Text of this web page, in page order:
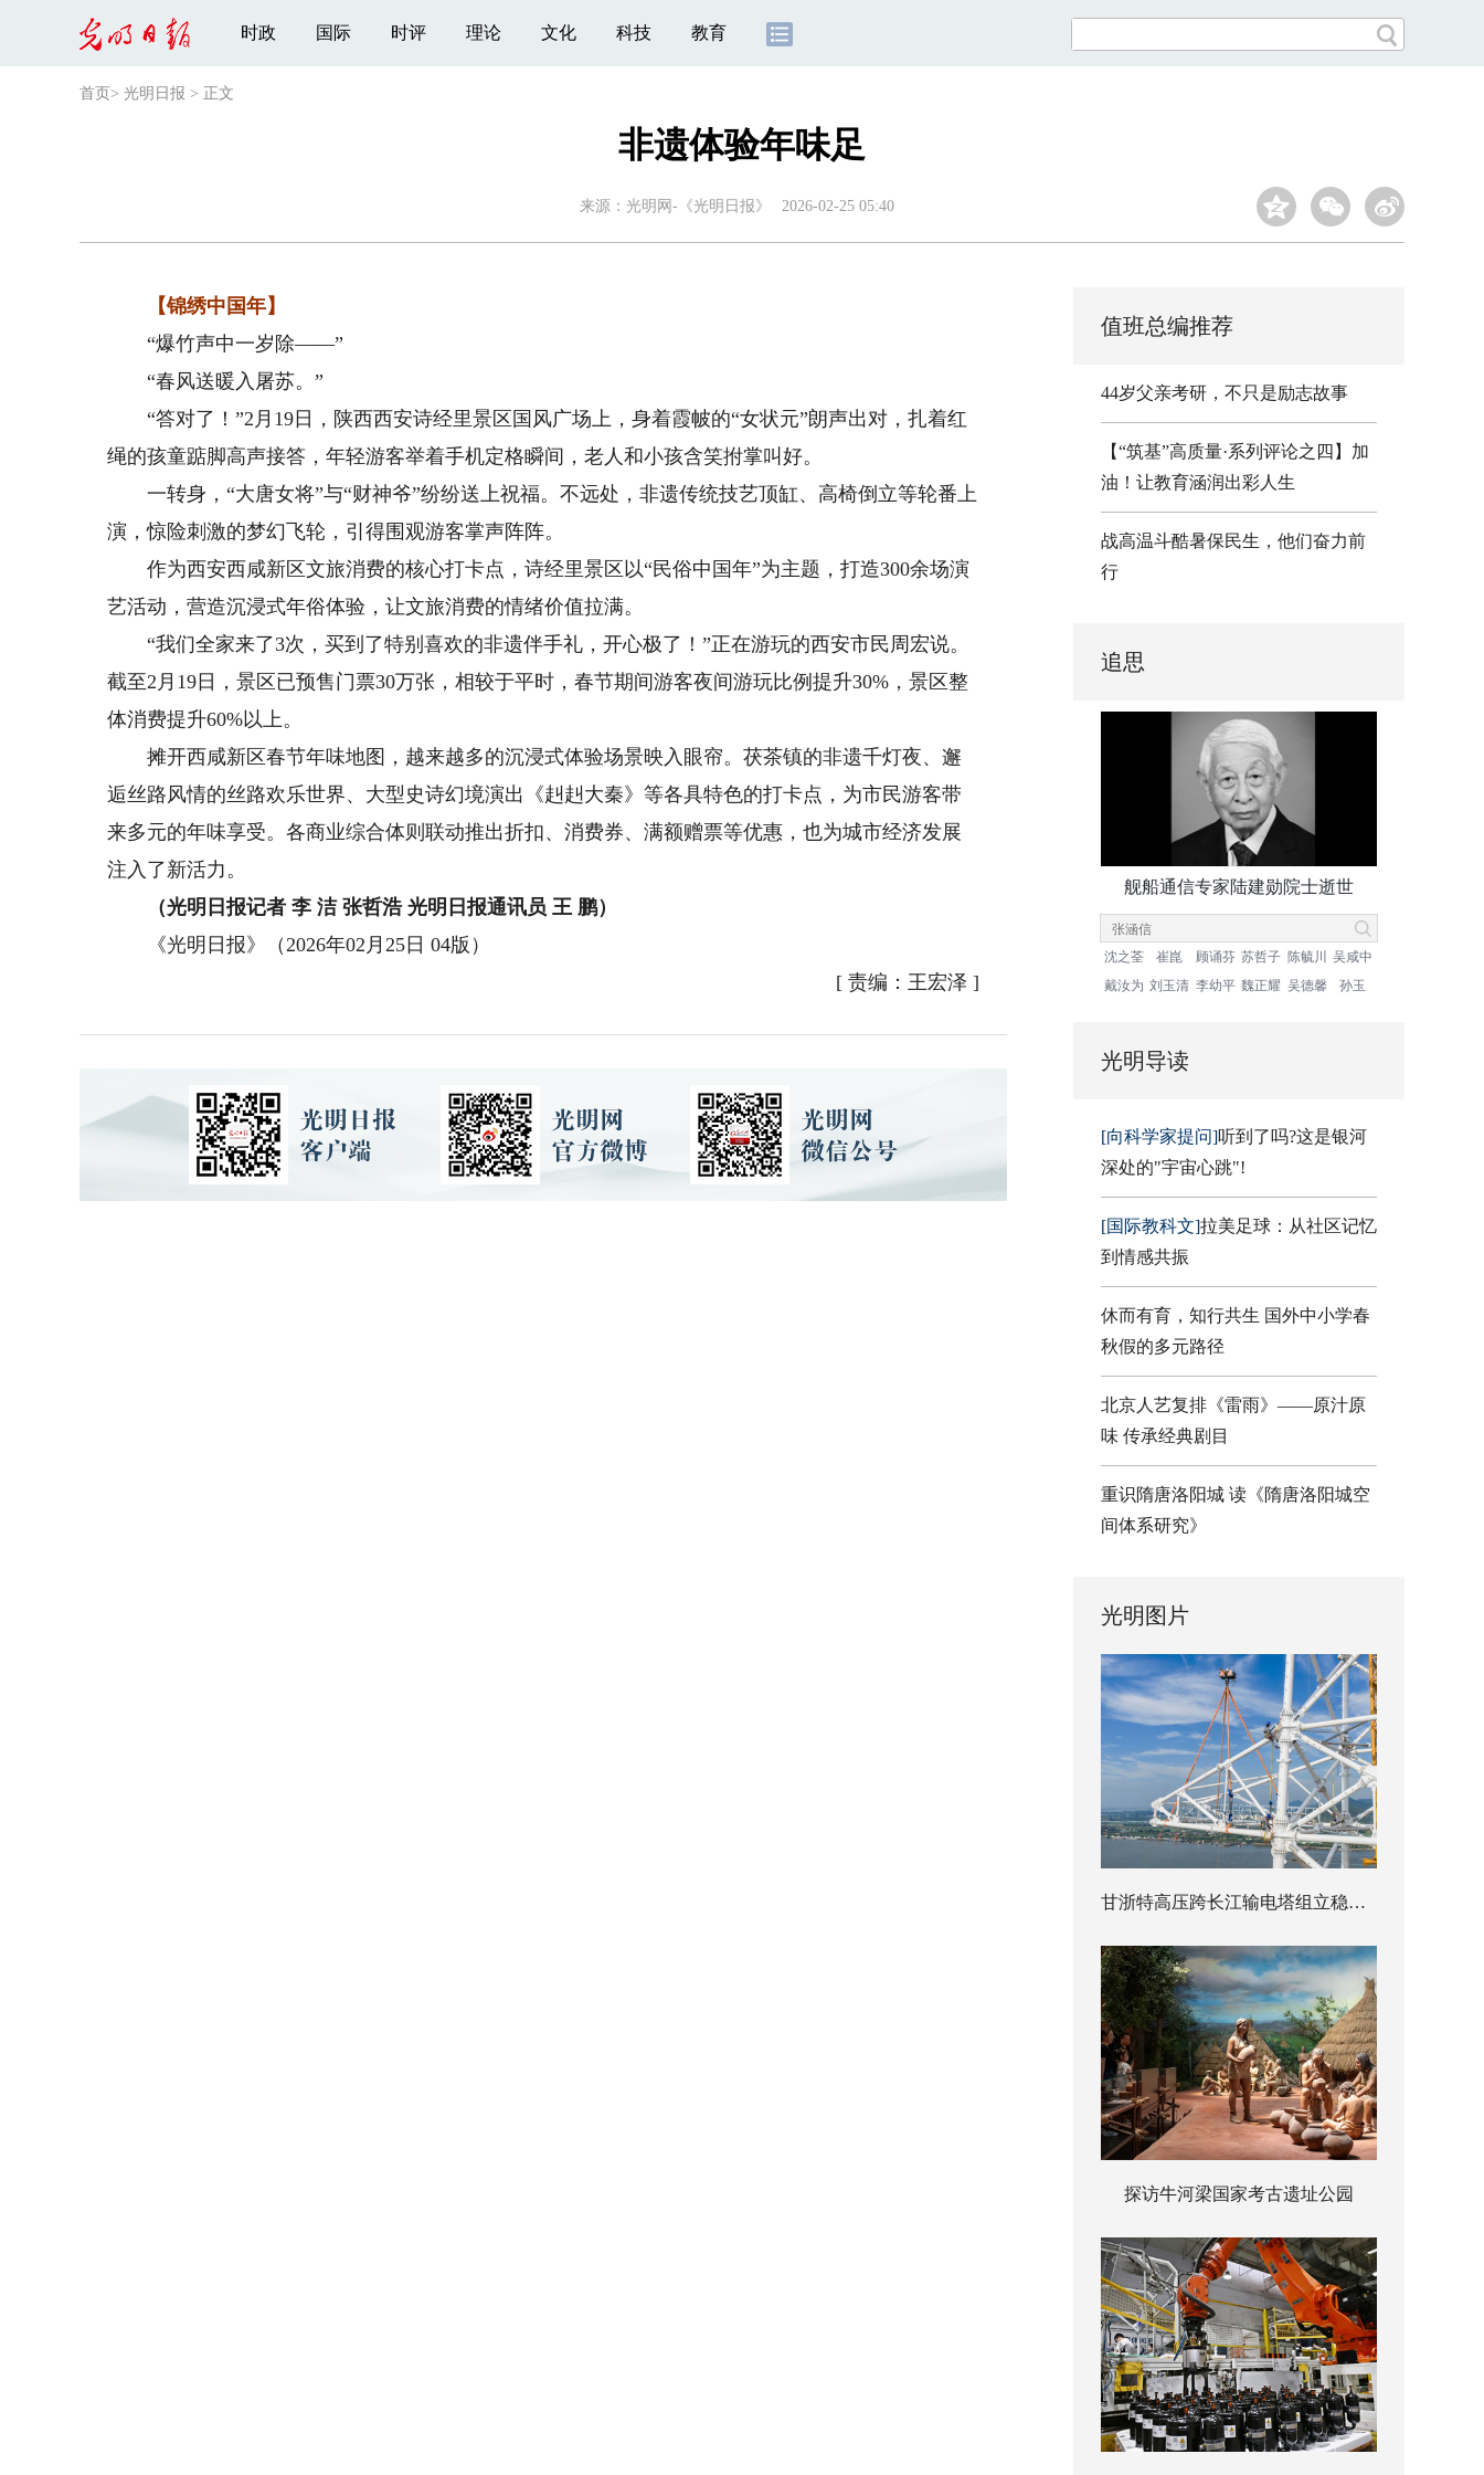
时政 国际 时评 理论 文化 科技 教育
首页 > 光明日报 > 正文
非遗体验年味足
来源： 光明网-《光明日报》 2026-02-25 05:40
【锦绣中国年】
“爆竹声中一岁除——”
“春风送暖入屠苏。”
“答对了！”2月19日，陕西西安诗经里景区国风广场上，身着霞帔的“女状元”朗声出对，扎着红
绳的孩童踮脚高声接答，年轻游客举着手机定格瞬间，老人和小孩含笑拊掌叫好。
一转身，“大唐女将”与“财神爷”纷纷送上祝福。不远处，非遗传统技艺顶缸、高椅倒立等轮番上
演，惊险刺激的梦幻飞轮，引得围观游客掌声阵阵。
作为西安西咸新区文旅消费的核心打卡点，诗经里景区以“民俗中国年”为主题，打造300余场演
艺活动，营造沉浸式年俗体验，让文旅消费的情绪价值拉满。
“我们全家来了3次，买到了特别喜欢的非遗伴手礼，开心极了！”正在游玩的西安市民周宏说。
截至2月19日，景区已预售门票30万张，相较于平时，春节期间游客夜间游玩比例提升30%，景区整
体消费提升60%以上。
摊开西咸新区春节年味地图，越来越多的沉浸式体验场景映入眼帘。茯茶镇的非遗千灯夜、邂
逅丝路风情的丝路欢乐世界、大型史诗幻境演出《赳赳大秦》等各具特色的打卡点，为市民游客带
来多元的年味享受。各商业综合体则联动推出折扣、消费券、满额赠票等优惠，也为城市经济发展
注入了新活力。
（光明日报记者 李 洁 张哲浩 光明日报通讯员 王 鹏）
《光明日报》（2026年02月25日 04版）
[ 责编：王宏泽 ]
值班总编推荐
44岁父亲考研，不只是励志故事
【“筑基”高质量·系列评论之四】加
油！让教育涵润出彩人生
战高温斗酷暑保民生，他们奋力前
行
追思
舰船通信专家陆建勋院士逝世
沈之荃 崔崑 顾诵芬 苏哲子 陈毓川
吴咸中
戴汝为 刘玉清 李幼平 魏正耀 吴德馨 孙玉
光明导读
[向科学家提问]听到了吗?这是银河
深处的"宇宙心跳"!
[国际教科文]拉美足球：从社区记忆
到情感共振
休而有育，知行共生 国外中小学春
秋假的多元路径
北京人艺复排《雷雨》——原汁原
味 传承经典剧目
重识隋唐洛阳城 读《隋唐洛阳城空
间体系研究》
光明图片
甘浙特高压跨长江输电塔组立稳步推进
探访牛河梁国家考古遗址公园